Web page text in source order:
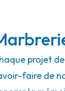
projet
faire de